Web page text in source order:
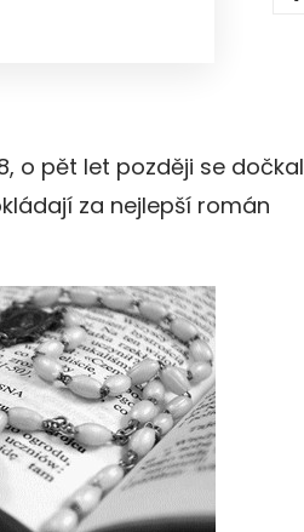
o pět let později se dočkal
za nejlepší román